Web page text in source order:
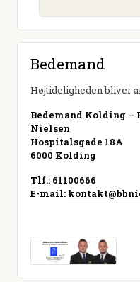
Bedemand
Højtideligheden bliver
Bedemand Kolding –
Nielsen
Hospitalsgade 18A
6000 Kolding
Tlf.: 61100666
E-mail: